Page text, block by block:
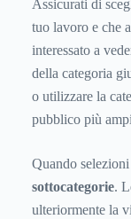
Assicurati di
tuo lavoro e che
interessato a
della categoria
o utilizzare la
pubblico più
Quando
sottocategorie.
ulteriormente la